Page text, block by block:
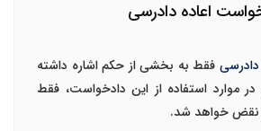
اعاده دادرسی
فقط به بخشی از حکم اشاره داشته
موارد استفاده از این دادخواست، فقط
نقض خواهد شد.